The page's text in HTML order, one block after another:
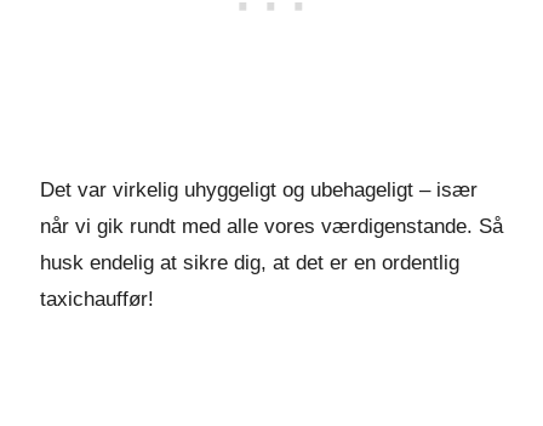
Det var virkelig uhyggeligt og ubehageligt – især
når vi gik rundt med alle vores værdigenstande. Så
husk endelig at sikre dig, at det er en ordentlig
taxichauffør!